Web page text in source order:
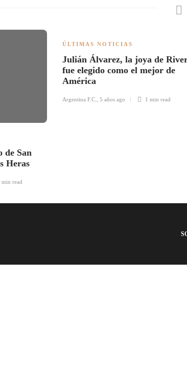
de San
Heras
min read
ÚLTIMAS NOTICIAS
Julián Álvarez, la joya de
fue elegido como el mejor de
América
Argentina F.C., 5 años ago 1 min read